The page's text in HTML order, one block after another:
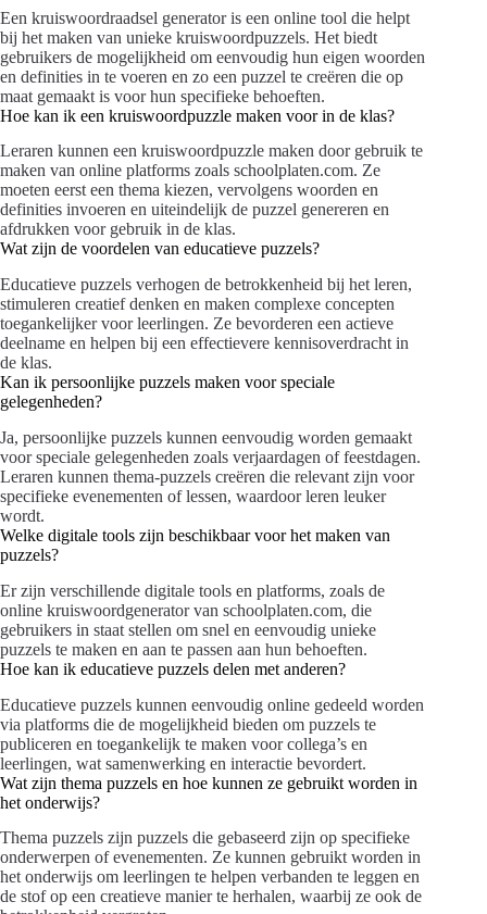
Een kruiswoordraadsel generator is een online tool die helpt
bij het maken van unieke kruiswoordpuzzels. Het biedt
gebruikers de mogelijkheid om eenvoudig hun eigen woorden
en definities in te voeren en zo een puzzel te creëren die op
maat gemaakt is voor hun specifieke behoeften.
Hoe kan ik een kruiswoordpuzzle maken voor in de klas?
Leraren kunnen een kruiswoordpuzzle maken door gebruik te
maken van online platforms zoals schoolplaten.com. Ze
moeten eerst een thema kiezen, vervolgens woorden en
definities invoeren en uiteindelijk de puzzel genereren en
afdrukken voor gebruik in de klas.
Wat zijn de voordelen van educatieve puzzels?
Educatieve puzzels verhogen de betrokkenheid bij het leren,
stimuleren creatief denken en maken complexe concepten
toegankelijker voor leerlingen. Ze bevorderen een actieve
deelname en helpen bij een effectievere kennisoverdracht in
de klas.
Kan ik persoonlijke puzzels maken voor speciale
gelegenheden?
Ja, persoonlijke puzzels kunnen eenvoudig worden gemaakt
voor speciale gelegenheden zoals verjaardagen of feestdagen.
Leraren kunnen thema-puzzels creëren die relevant zijn voor
specifieke evenementen of lessen, waardoor leren leuker
wordt.
Welke digitale tools zijn beschikbaar voor het maken van
puzzels?
Er zijn verschillende digitale tools en platforms, zoals de
online kruiswoordgenerator van schoolplaten.com, die
gebruikers in staat stellen om snel en eenvoudig unieke
puzzels te maken en aan te passen aan hun behoeften.
Hoe kan ik educatieve puzzels delen met anderen?
Educatieve puzzels kunnen eenvoudig online gedeeld worden
via platforms die de mogelijkheid bieden om puzzels te
publiceren en toegankelijk te maken voor collega’s en
leerlingen, wat samenwerking en interactie bevordert.
Wat zijn thema puzzels en hoe kunnen ze gebruikt worden in
het onderwijs?
Thema puzzels zijn puzzels die gebaseerd zijn op specifieke
onderwerpen of evenementen. Ze kunnen gebruikt worden in
het onderwijs om leerlingen te helpen verbanden te leggen en
de stof op een creatieve manier te herhalen, waarbij ze ook de